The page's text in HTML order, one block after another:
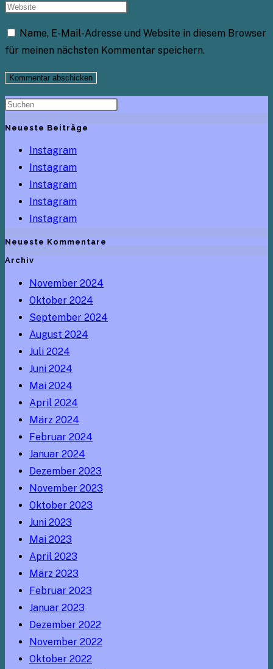
Name, E-Mail-Adresse und Website in diesem Browser
für meinen nächsten Kommentar speichern.
Neueste Beiträge
Instagram
Instagram
Instagram
Instagram
Instagram
Neueste Kommentare
Archiv
November 2024
Oktober 2024
September 2024
August 2024
Juli 2024
Juni 2024
Mai 2024
April 2024
März 2024
Februar 2024
Januar 2024
Dezember 2023
November 2023
Oktober 2023
Juni 2023
Mai 2023
April 2023
März 2023
Februar 2023
Januar 2023
Dezember 2022
November 2022
Oktober 2022